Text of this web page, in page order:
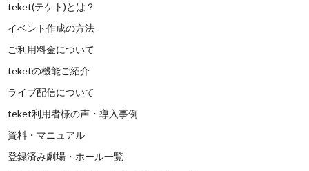
teket(テケト)とは？
イベント作成の方法
ご利用料金について
teketの機能ご紹介
ライブ配信について
teket利用者様の声・導入事例
資料・マニュアル
登録済み劇場・ホール一覧